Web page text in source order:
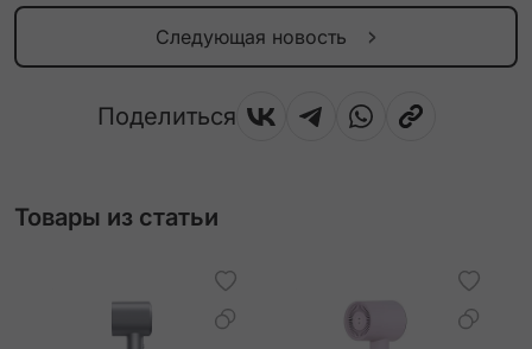
Следующая новость
Поделиться
Товары из статьи